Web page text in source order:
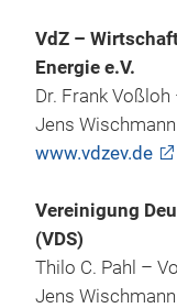
VdZ –
Energie e.V.
Dr. Frank
Jens
www.vdzev.de
Vereinigung
(VDS)
Thilo C. Pahl –
Jens